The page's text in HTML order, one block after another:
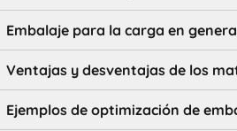
Embalaje para la carga en
Ventajas y desventajas de los
Ejemplos de optimización de